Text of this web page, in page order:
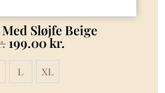
Sløjfe Beige
199.00kr.
L XL